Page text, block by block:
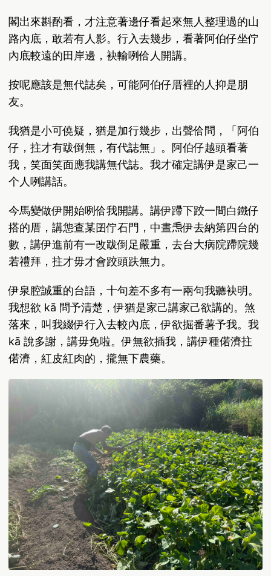
閣出來斟酌看，才注意著邊仔看起來無人整理過的山
路內底，敢若有人影。行入去幾步，看著阿伯仔坐佇
內底較遠的田岸邊，袂輸咧佮人開講。
按呢應該是無代誌矣，可能阿伯仔厝裡的人抑是朋
友。
我猶是小可僥疑，猶是加行幾步，出聲佮問，「阿伯
仔，拄才有跋倒無，有代誌無」。阿伯仔越頭看著
我，笑面笑面應我講無代誌。我才確定講伊是家己一
个人咧講話。
今馬變做伊開始咧佮我開講。講伊蹛下跤一間白鐵仔
搭的厝，講怹查某囝佇石門，中晝𤆬伊去納第四台的
數，講伊進前有一改跋倒足嚴重，去台大病院蹛院幾
若禮拜，拄才毋才會跤頭趺無力。
伊泉腔誠重的台語，十句差不多有一兩句我聽袂明。
我想欲 kā 問予清楚，伊猶是家己講家己欲講的。煞
落來，叫我綴伊行入去較內底，伊欲掘番薯予我。我
kā 說多謝，講毋免啦。伊無欲插我，講伊種偌濟拄
偌濟，紅皮紅肉的，攏無下農藥。